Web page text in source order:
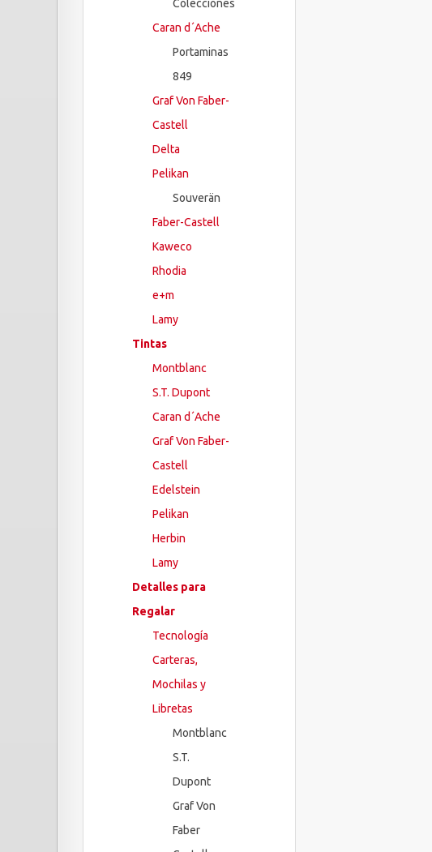
Colecciones
Caran d´Ache
Portaminas
849
Graf Von Faber-
Castell
Delta
Pelikan
Souverän
Faber-Castell
Kaweco
Rhodia
e+m
Lamy
Tintas
Montblanc
S.T. Dupont
Caran d´Ache
Graf Von Faber-
Castell
Edelstein
Pelikan
Herbin
Lamy
Detalles para
Regalar
Tecnología
Carteras,
Mochilas y
Libretas
Montblanc
S.T.
Dupont
Graf Von
Faber